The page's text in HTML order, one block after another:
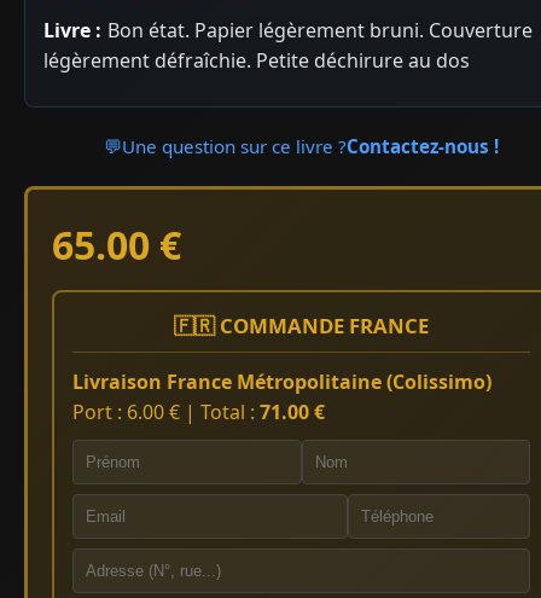
Livre : Bon état. Papier légèrement bruni. Couverture
légèrement défraîchie. Petite déchirure au dos
💬Une question sur ce livre ?Contactez-nous !
65.00 €
🇫🇷 COMMANDE FRANCE
Livraison France Métropolitaine (Colissimo)
Port : 6.00 € | Total : 71.00 €